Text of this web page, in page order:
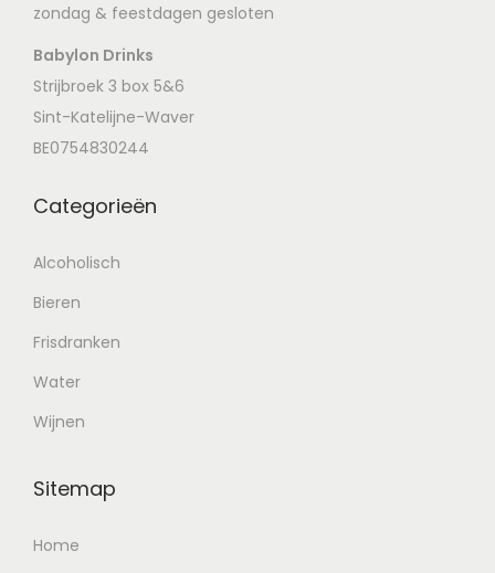
zondag & feestdagen gesloten
Babylon Drinks
Strijbroek 3 box 5&6
Sint-Katelijne-Waver
BE0754830244
Categorieën
Alcoholisch
Bieren
Frisdranken
Water
Wijnen
Sitemap
Home